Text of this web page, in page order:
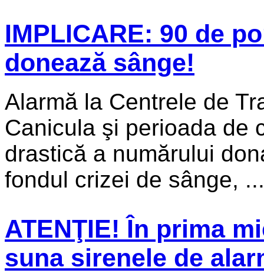
IMPLICARE: 90 de
donează sânge!
Alarmă la Centrele de
Canicula şi perioada de
drastică a numărului
fondul crizei de sânge, ...
ATENŢIE! În prima
suna sirenele de